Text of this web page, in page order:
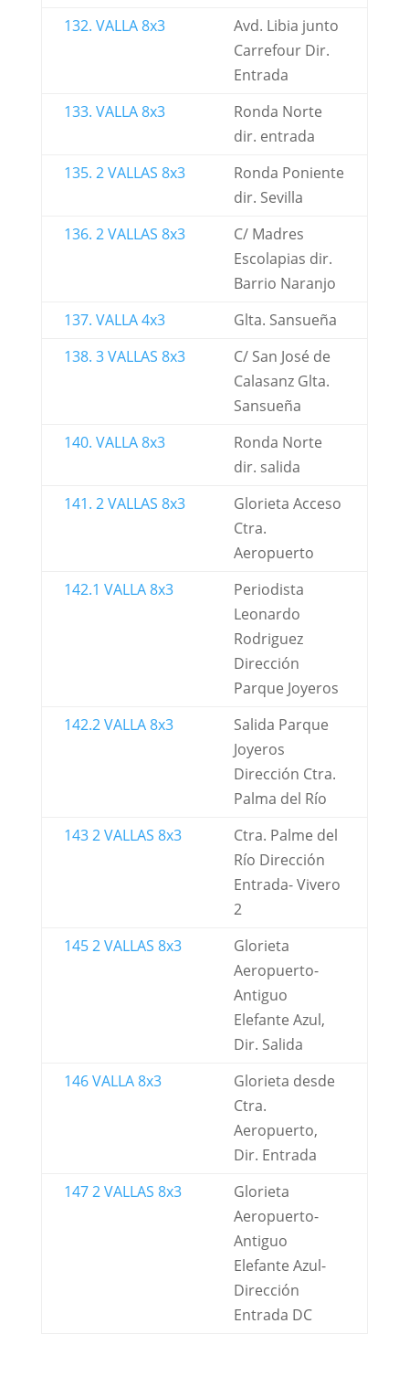
132. VALLA 8x3
Avd. Libia junto
Carrefour Dir.
Entrada
133. VALLA 8x3
Ronda Norte
dir. entrada
135. 2 VALLAS 8x3
Ronda Poniente
dir. Sevilla
136. 2 VALLAS 8x3
C/ Madres
Escolapias dir.
Barrio Naranjo
137. VALLA 4x3
Glta. Sansueña
138. 3 VALLAS 8x3
C/ San José de
Calasanz Glta.
Sansueña
140. VALLA 8x3
Ronda Norte
dir. salida
141. 2 VALLAS 8x3
Glorieta Acceso
Ctra.
Aeropuerto
142.1 VALLA 8x3
Periodista
Leonardo
Rodriguez
Dirección
Parque Joyeros
142.2 VALLA 8x3
Salida Parque
Joyeros
Dirección Ctra.
Palma del Río
143 2 VALLAS 8x3
Ctra. Palme del
Río Dirección
Entrada- Vivero
2
145 2 VALLAS 8x3
Glorieta
Aeropuerto-
Antiguo
Elefante Azul,
Dir. Salida
146 VALLA 8x3
Glorieta desde
Ctra.
Aeropuerto,
Dir. Entrada
147 2 VALLAS 8x3
Glorieta
Aeropuerto-
Antiguo
Elefante Azul-
Dirección
Entrada DC